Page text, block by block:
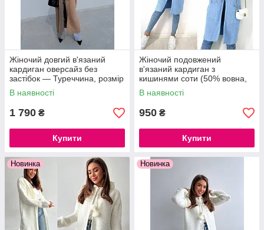
Жіночий довгий в'язаний
кардиган оверсайз без
застібок — Туреччина, розмір
42-48
В наявності
1 790 ₴
Купити
Жіночий подовжений
в'язаний кардиган з
кишинями соти (50% вовна,
50% акрил), розмір 42-46.
блакитний, бордовий
В наявності
950 ₴
Купити
Новинка Новинка